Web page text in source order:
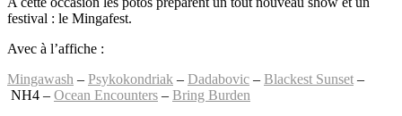
festival : le Mingafest.
Avec à l’affiche :
Mingawash – Psykokondriak – Dadabovic – Blackest Sunset –
NH4 – Ocean Encounters – Bring Burden